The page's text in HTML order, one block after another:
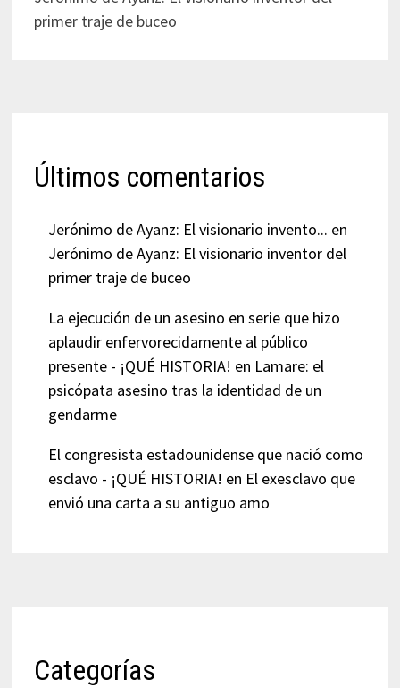
primer traje de buceo
Últimos comentarios
Jerónimo de Ayanz: El visionario invento... en
Jerónimo de Ayanz: El visionario inventor del
primer traje de buceo
La ejecución de un asesino en serie que hizo
aplaudir enfervorecidamente al público
presente - ¡QUÉ HISTORIA! en Lamare: el
psicópata asesino tras la identidad de un
gendarme
El congresista estadounidense que nació como
esclavo - ¡QUÉ HISTORIA! en El exesclavo que
envió una carta a su antiguo amo
Categorías